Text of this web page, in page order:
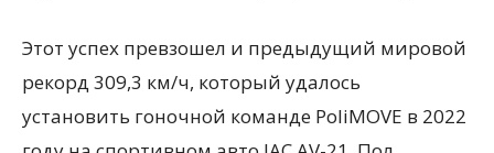
Этот успех превзошел и предыдущий мировой
рекорд 309,3 км/ч, который удалось
установить гоночной команде PoliMOVE в 2022